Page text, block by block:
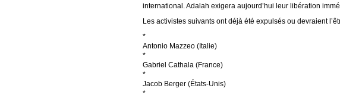
international. Adalah exigera aujourd’hui leur libération
Les activistes suivants ont déjà été expulsés ou devraient
*
Antonio Mazzeo (Italie)
*
Gabriel Cathala (France)
*
Jacob Berger (États-Unis)
*